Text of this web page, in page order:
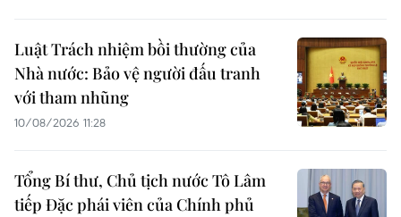
Luật Trách nhiệm bồi thường của
Nhà nước: Bảo vệ người đấu tranh
với tham nhũng
10/08/2026 11:28
Tổng Bí thư, Chủ tịch nước Tô Lâm
tiếp Đặc phái viên của Chính phủ